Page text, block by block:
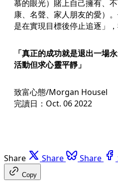
慕的眼光）賭上自己擁有、
康、名聲、家人朋友的愛）
是在實現目標後停止追逐」，
「真正的成功就是退出一場
活動但求心靈平靜」
致富心態/Morgan Housel
完讀日：Oct. 06 2022
Share Share Share
Copy